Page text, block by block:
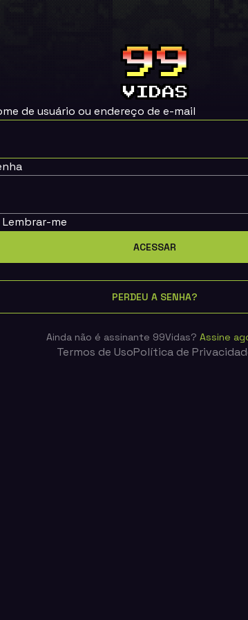
de usuário ou endereço de e-mail
Lembrar-me
PERDEU A SENHA?
Ainda não é assinante 99Vidas? Assine
Termos de UsoPolítica de